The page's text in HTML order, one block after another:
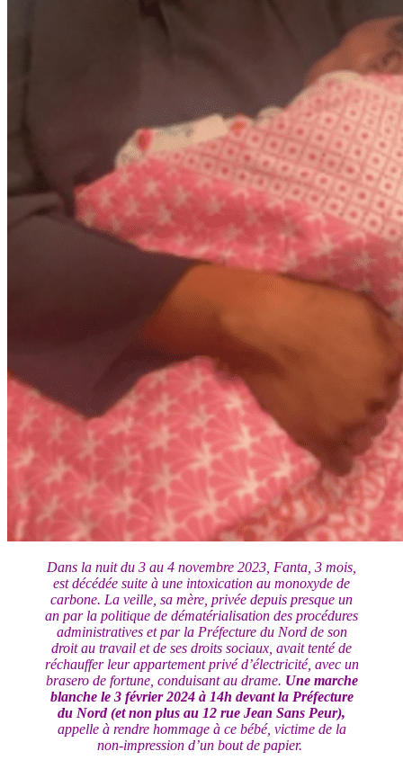
Dans la nuit du 3 au 4 novembre 2023, Fanta, 3 mois,
est décédée suite à une intoxication au monoxyde de
carbone. La veille, sa mère, privée depuis presque un
an par la politique de dématérialisation des procédures
administratives et par la Préfecture du Nord de son
droit au travail et de ses droits sociaux, avait tenté de
réchauffer leur appartement privé d’électricité, avec un
brasero de fortune, conduisant au drame. Une marche
blanche le 3 février 2024 à 14h devant la Préfecture
du Nord (et non plus au 12 rue Jean Sans Peur),
appelle à rendre hommage à ce bébé, victime de la
non-impression d’un bout de papier.